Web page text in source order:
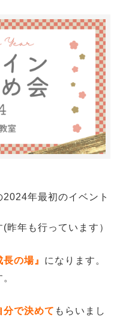
年最初のイベント
(昨年も行っています）
長の場』 になります。
分で決めて もらいまし